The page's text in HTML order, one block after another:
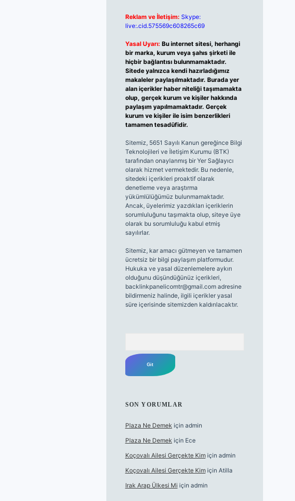
Reklam ve İletişim: Skype:
live:.cid.575569c608265c69
Yasal Uyarı: Bu internet sitesi, herhangi
bir marka, kurum veya şahıs şirketi ile
hiçbir bağlantısı bulunmamaktadır.
Sitede yalnızca kendi hazırladığımız
makaleler paylaşılmaktadır. Burada yer
alan içerikler haber niteliği taşımamakta
olup, gerçek kurum ve kişiler hakkında
paylaşım yapılmamaktadır. Gerçek
kurum ve kişiler ile isim benzerlikleri
tamamen tesadüfidir.
Sitemiz, 5651 Sayılı Kanun gereğince Bilgi
Teknolojileri ve İletişim Kurumu (BTK)
tarafından onaylanmış bir Yer Sağlayıcı
olarak hizmet vermektedir. Bu nedenle,
sitedeki içerikleri proaktif olarak
denetleme veya araştırma
yükümlülüğümüz bulunmamaktadır.
Ancak, üyelerimiz yazdıkları içeriklerin
sorumluluğunu taşımakta olup, siteye üye
olarak bu sorumluluğu kabul etmiş
sayılırlar.
Sitemiz, kar amacı gütmeyen ve tamamen
ücretsiz bir bilgi paylaşım platformudur.
Hukuka ve yasal düzenlemelere aykırı
olduğunu düşündüğünüz içerikleri,
backlinkpanelicomtr@gmail.comadresine
bildirmeniz halinde, ilgili içerikler yasal
süre içerisinde sitemizden kaldırılacaktır.
SON YORUMLAR
Plaza Ne Demek için admin
Plaza Ne Demek için Ece
Koçovalı Ailesi Gerçekte Kimiçin admin
Koçovalı Ailesi Gerçekte Kimiçin Atilla
Irak Arap Ülkesi Mi için admin